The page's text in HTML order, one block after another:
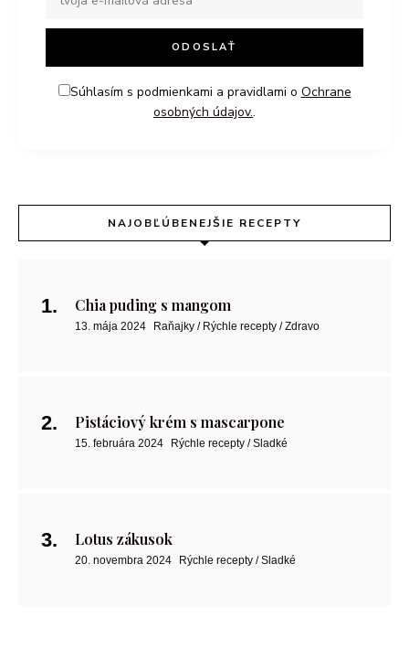
Súhlasím s podmienkami a pravidlami o Ochrane
osobných údajov..
NAJOBĽÚBENEJŠIE RECEPTY
Chia puding s mangom
13. mája 2024 Raňajky / Rýchle recepty / Zdravo
Pistáciový krém s mascarpone
15. februára 2024 Rýchle recepty / Sladké
Lotus zákusok
20. novembra 2024 Rýchle recepty / Sladké